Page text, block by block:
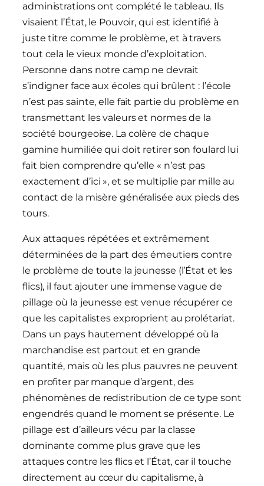
administrations ont complété le tableau. Ils
visaient l’État, le Pouvoir, qui est identifié à
juste titre comme le problème, et à travers
tout cela le vieux monde d’exploitation.
Personne dans notre camp ne devrait
s’indigner face aux écoles qui brûlent : l’école
n’est pas sainte, elle fait partie du problème en
transmettant les valeurs et normes de la
société bourgeoise. La colère de chaque
gamine humiliée qui doit retirer son foulard lui
fait bien comprendre qu’elle « n’est pas
exactement d’ici », et se multiplie par mille au
contact de la misère généralisée aux pieds des
tours.
Aux attaques répétées et extrêmement
déterminées de la part des émeutiers contre
le problème de toute la jeunesse (l’État et les
flics), il faut ajouter une immense vague de
pillage où la jeunesse est venue récupérer ce
que les capitalistes exproprient au prolétariat.
Dans un pays hautement développé où la
marchandise est partout et en grande
quantité, mais où les plus pauvres ne peuvent
en profiter par manque d’argent, des
phénomènes de redistribution de ce type sont
engendrés quand le moment se présente. Le
pillage est d’ailleurs vécu par la classe
dominante comme plus grave que les
attaques contre les flics et l’État, car il touche
directement au cœur du capitalisme, à